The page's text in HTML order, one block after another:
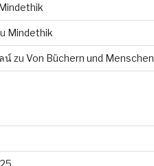
Mindethik
น์zu Von Büchern und Menschen